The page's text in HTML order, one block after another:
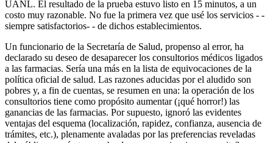
UANL. El resultado de la prueba estuvo listo en 15 minutos, a un
costo muy razonable. No fue la primera vez que usé los servicios - -
siempre satisfactorios- - de dichos establecimientos.
Un funcionario de la Secretaría de Salud, propenso al error, ha
declarado su deseo de desaparecer los consultorios médicos ligados
a las farmacias. Sería una más en la lista de equivocaciones de la
política oficial de salud. Las razones aducidas por el aludido son
pobres y, a fin de cuentas, se resumen en una: la operación de los
consultorios tiene como propósito aumentar (¡qué horror!) las
ganancias de las farmacias. Por supuesto, ignoró las evidentes
ventajas del esquema (localización, rapidez, confianza, ausencia de
trámites, etc.), plenamente avaladas por las preferencias reveladas